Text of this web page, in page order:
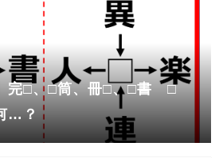
完□、□筒、冊□、□書 □
…？